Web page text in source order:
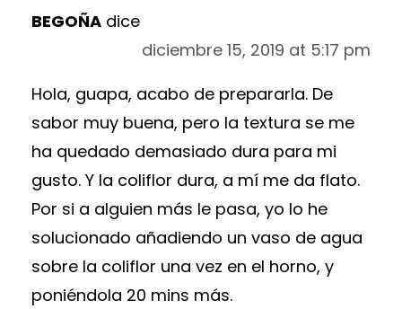
BEGOÑA dice
diciembre 15, 2019 at 5:17 pm
Hola, guapa, acabo de prepararla. De
sabor muy buena, pero la textura se me
ha quedado demasiado dura para mi
gusto. Y la coliflor dura, a mí me da flato.
Por si a alguien más le pasa, yo lo he
solucionado añadiendo un vaso de agua
sobre la coliflor una vez en el horno, y
poniéndola 20 mins más.